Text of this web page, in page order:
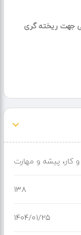
جهت ریخته گری
کار، پیشه و مهارت
138
۱۴۰۴/۰۱/۲۵